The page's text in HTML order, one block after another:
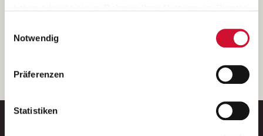
Wenn Sie auf „Cookies zulassen“ klicken, so stimmen
Sie der Speicherung sämtlicher Cookies zu. Sie können
Ihre Einwilligung selbstverständlich jederzeit widerrufen,
indem Sie die Cookie-Einstellungen aufrufen und diese
unserer
Notwendig
Präferenzen
Statistiken
Weitere Details können Sie der
entnehmen.